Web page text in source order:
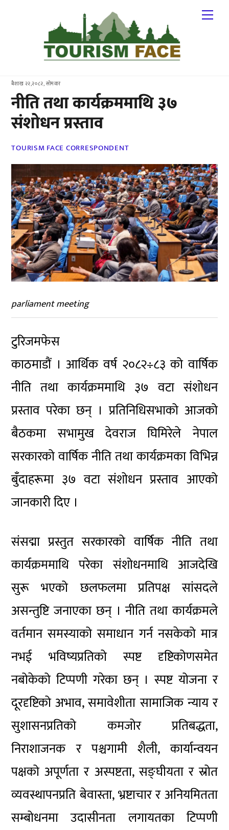
बैशाख २२,२०८२, सोमवार
नीति तथा कार्यक्रममाथि ३७
संशोधन प्रस्ताव
TOURISM FACE CORRESPONDENT
parliament meeting
टुरिजमफेस
काठमाडौं । आर्थिक वर्ष २०८२÷८३ को वार्षिक
नीति तथा कार्यक्रममाथि ३७ वटा संशोधन
प्रस्ताव परेका छन् । प्रतिनिधिसभाको आजको
बैठकमा सभामुख देवराज घिमिरेले नेपाल
सरकारको वार्षिक नीति तथा कार्यक्रमका विभिन्न
बुँदाहरूमा ३७ वटा संशोधन प्रस्ताव आएको
जानकारी दिए ।
संसद्मा प्रस्तुत सरकारको वार्षिक नीति तथा
कार्यक्रममाथि परेका संशोधनमाथि आजदेखि
सुरू भएको छलफलमा प्रतिपक्ष सांसदले
असन्तुष्टि जनाएका छन् । नीति तथा कार्यक्रमले
वर्तमान समस्याको समाधान गर्न नसकेको मात्र
नभई भविष्यप्रतिको स्पष्ट दृष्टिकोणसमेत
नबोकेको टिप्पणी गरेका छन् । स्पष्ट योजना र
दूरदृष्टिको अभाव, समावेशीता सामाजिक न्याय र
सुशासनप्रतिको कमजोर प्रतिबद्धता,
निराशाजनक र पश्चगामी शैली, कार्यान्वयन
पक्षको अपूर्णता र अस्पष्टता, सङ्घीयता र स्रोत
व्यवस्थापनप्रति बेवास्ता, भ्रष्टाचार र अनियमितता
सम्बोधनमा उदासीनता लगायतका टिप्पणी